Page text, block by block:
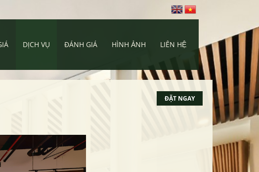
DỊCH VỤ ĐÁNH GIÁ HÌNH ẢNH LIÊN HỆ
ĐẶT NGAY